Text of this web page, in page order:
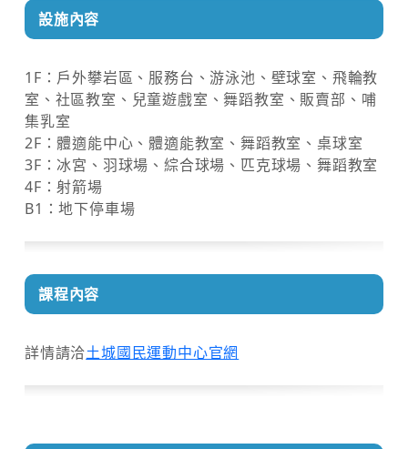
設施內容
1F：戶外攀岩區、服務台、游泳池、壁球室、飛輪教
室、社區教室、兒童遊戲室、舞蹈教室、販賣部、哺
集乳室
2F：體適能中心、體適能教室、舞蹈教室、桌球室
3F：冰宮、羽球場、綜合球場、匹克球場、舞蹈教室
4F：射箭場
B1：地下停車場
課程內容
詳情請洽土城國民運動中心官網